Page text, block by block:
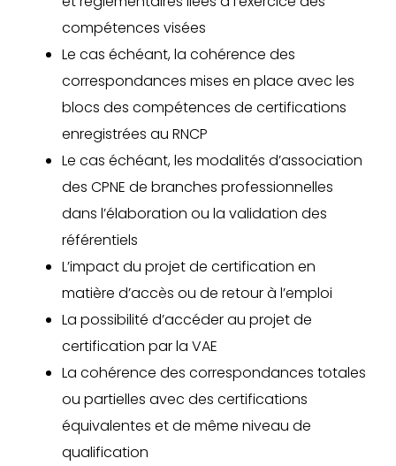
compétences visées
Le cas échéant, la cohérence des
correspondances mises en place avec les
blocs des compétences de certifications
enregistrées au RNCP
Le cas échéant, les modalités d’association
des CPNE de branches professionnelles
dans l’élaboration ou la validation des
référentiels
L’impact du projet de certification en
matière d’accès ou de retour à l’emploi
La possibilité d’accéder au projet de
certification par la VAE
La cohérence des correspondances totales
ou partielles avec des certifications
équivalentes et de même niveau de
qualification